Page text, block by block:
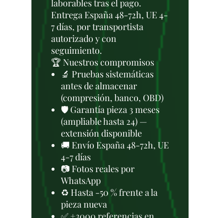
laborables tras el pago.
Entrega España 48-72h, UE 4-
7 días, por transportista
autorizado y con
seguimiento.
🏆 Nuestros compromisos
🔬 Pruebas sistemáticas
antes de almacenar
(compresión, banco, OBD)
🛡️ Garantía pieza 3 meses
(ampliable hasta 24) —
extensión disponible
🚚 Envío España 48-72h, UE
4-7 días
📷 Fotos reales por
WhatsApp
♻️ Hasta -50 % frente a la
pieza nueva